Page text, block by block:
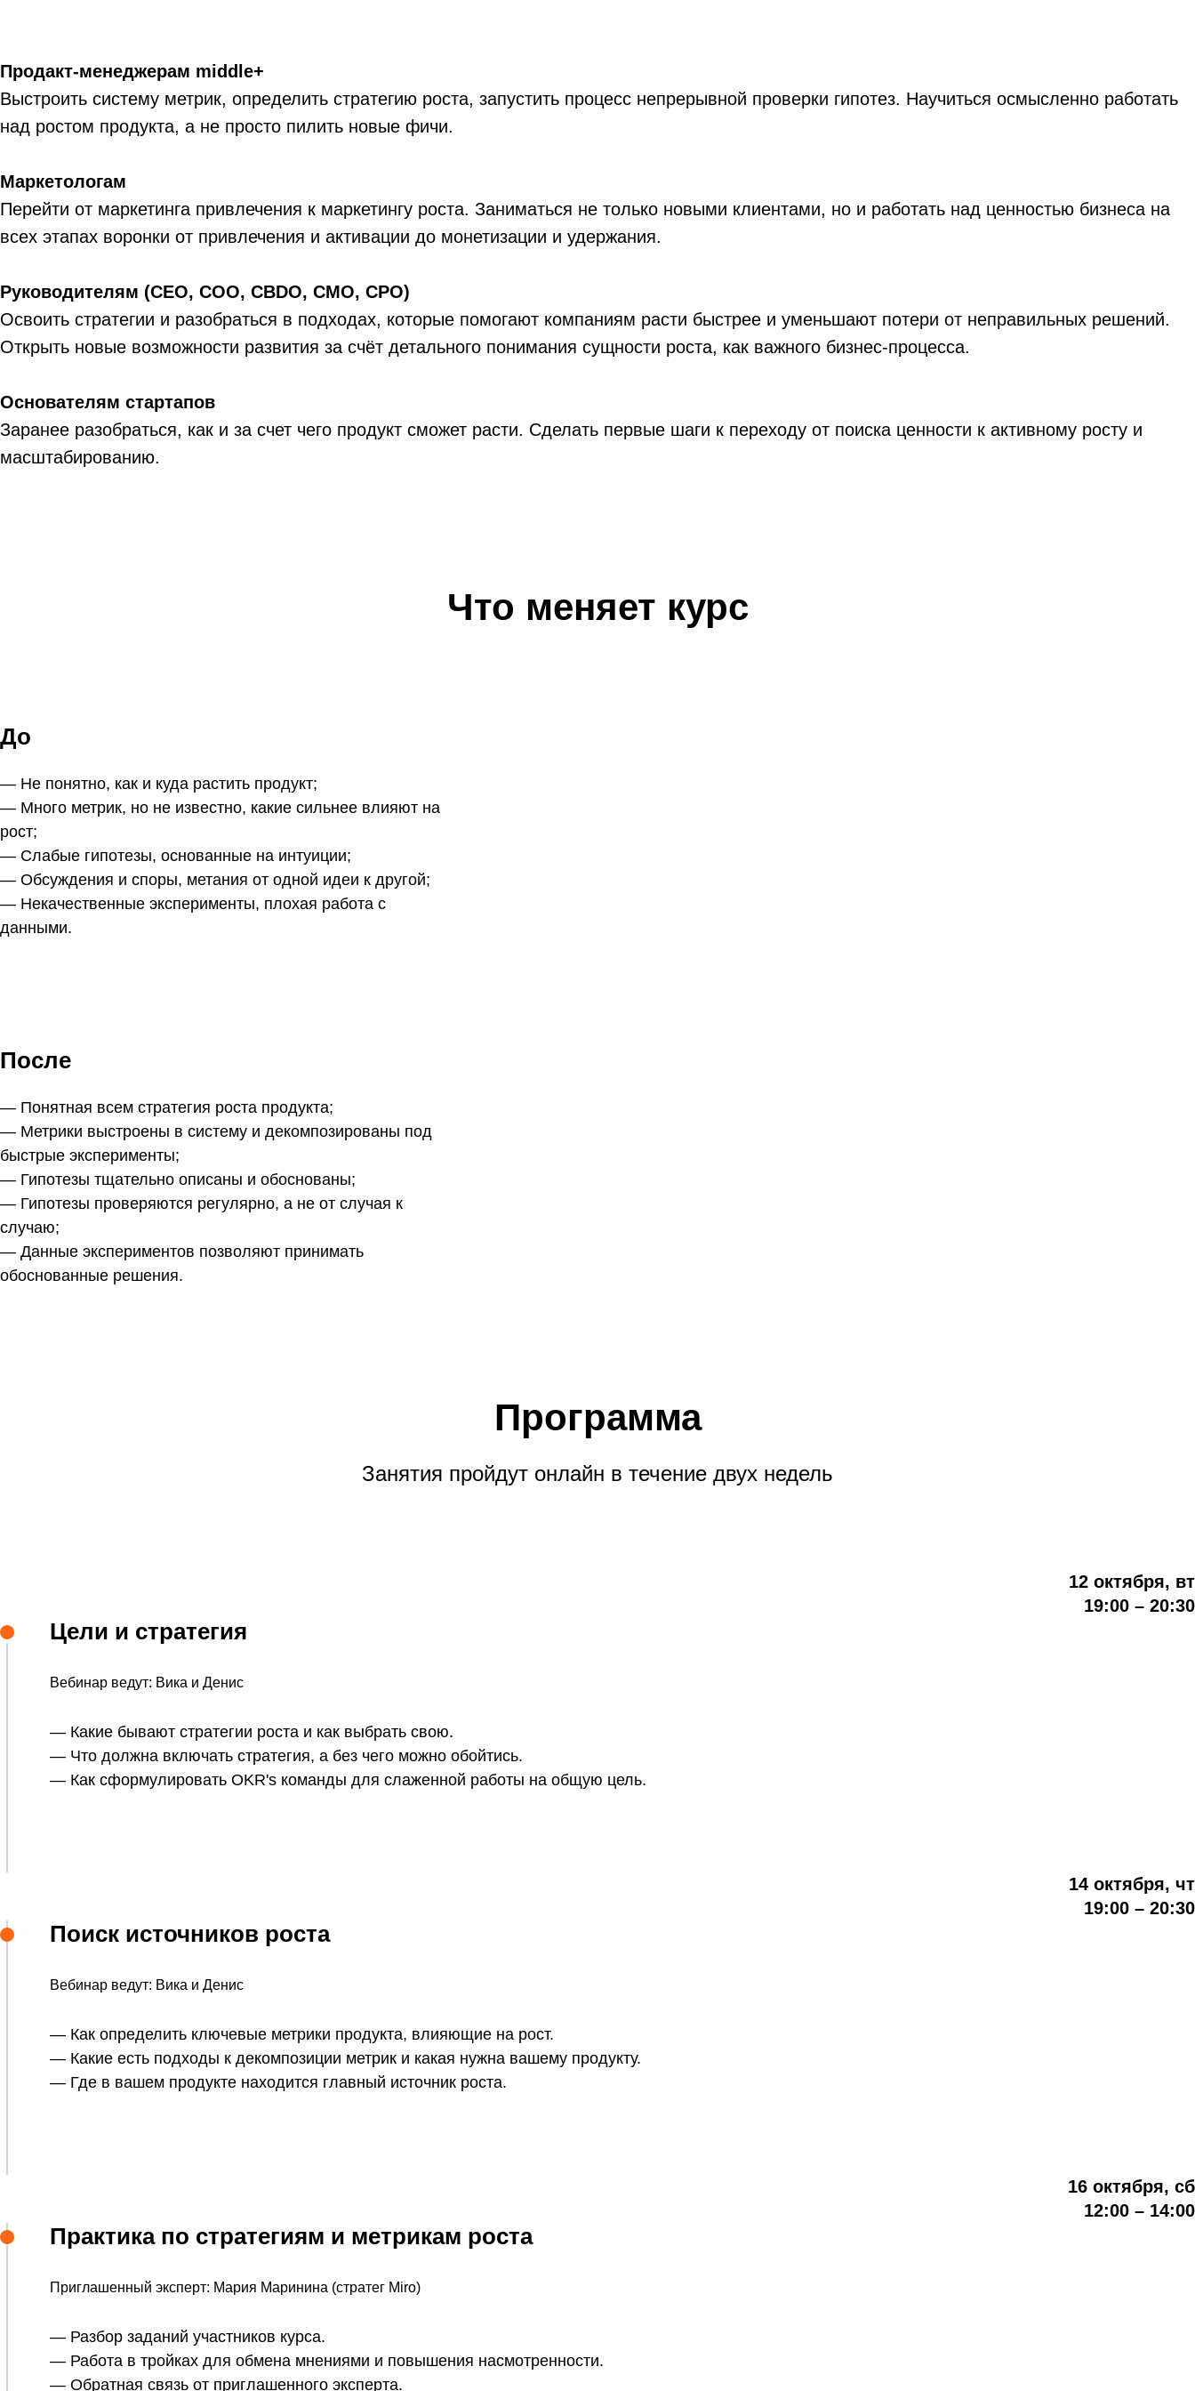
Продакт-менеджерам middle+
Выстроить систему метрик, определить стратегию роста, запустить процесс непрерывной проверки гипотез. Научиться осмысленно работать
над ростом продукта, а не просто пилить новые фичи.
Маркетологам
Перейти от маркетинга привлечения к маркетингу роста. Заниматься не только новыми клиентами, но и работать над ценностью бизнеса на
всех этапах воронки от привлечения и активации до монетизации и удержания.
Руководителям (CEO, COO, CBDO, CMO, CPO)
Освоить стратегии и разобраться в подходах, которые помогают компаниям расти быстрее и уменьшают потери от неправильных решений.
Открыть новые возможности развития за счёт детального понимания сущности роста, как важного бизнес-процесса.
Основателям стартапов
Заранее разобраться, как и за счет чего продукт сможет расти. Сделать первые шаги к переходу от поиска ценности к активному росту и
масштабированию.
Что меняет курс
До
— Не понятно, как и куда растить продукт;
— Много метрик, но не известно, какие сильнее влияют на
рост;
— Слабые гипотезы, основанные на интуиции;
— Обсуждения и споры, метания от одной идеи к другой;
— Некачественные эксперименты, плохая работа с
данными.
После
— Понятная всем стратегия роста продукта;
— Метрики выстроены в систему и декомпозированы под
быстрые эксперименты;
— Гипотезы тщательно описаны и обоснованы;
— Гипотезы проверяются регулярно, а не от случая к
случаю;
— Данные экспериментов позволяют принимать
обоснованные решения.
Программа
Занятия пройдут онлайн в течение двух недель
12 октября, вт
19:00 – 20:30
Цели и стратегия
Вебинар ведут: Вика и Денис
— Какие бывают стратегии роста и как выбрать свою.
— Что должна включать стратегия, а без чего можно обойтись.
— Как сформулировать OKR's команды для слаженной работы на общую цель.
14 октября, чт
19:00 – 20:30
Поиск источников роста
Вебинар ведут: Вика и Денис
— Как определить ключевые метрики продукта, влияющие на рост.
— Какие есть подходы к декомпозиции метрик и какая нужна вашему продукту.
— Где в вашем продукте находится главный источник роста.
16 октября, сб
12:00 – 14:00
Практика по стратегиям и метрикам роста
Приглашенный эксперт: Мария Маринина (стратег Miro)
— Разбор заданий участников курса.
— Работа в тройках для обмена мнениями и повышения насмотренности.
— Обратная связь от приглашенного эксперта.